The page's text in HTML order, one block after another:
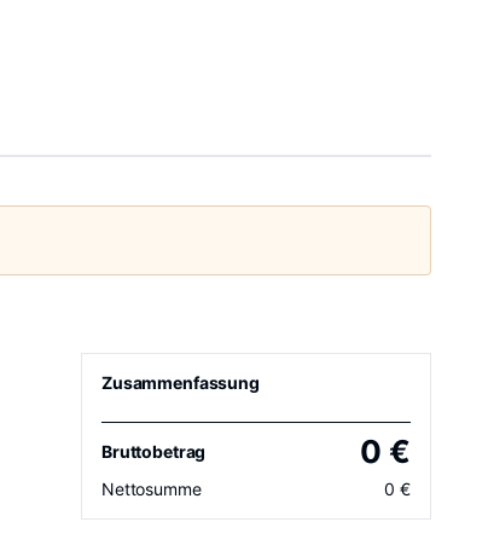
Zusammenfassung
Bruttobetrag 0 €
Nettosumme 0 €